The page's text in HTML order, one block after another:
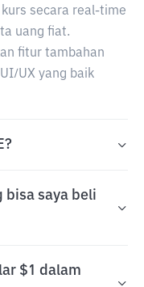
secara real-time
uang fiat.
fitur tambahan
UX yang baik
bisa saya beli
$1 dalam